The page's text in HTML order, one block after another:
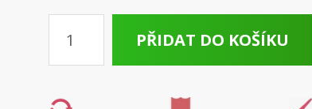
PŘIDAT DO KOŠÍKU